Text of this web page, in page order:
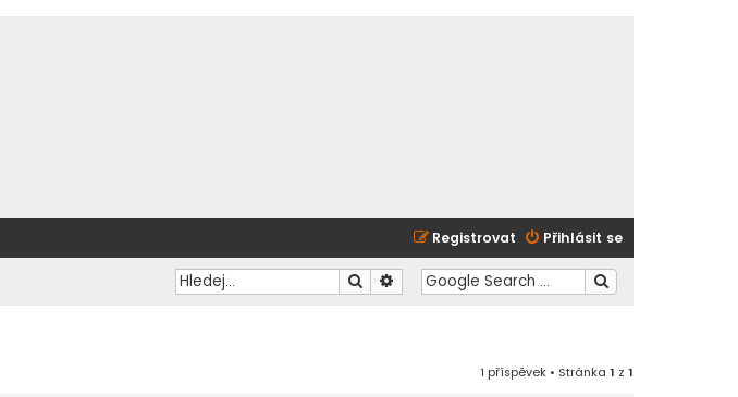
Přihlásit se
Registrovat
Hledat Pokročilé hledání
1 příspěvek • Stránka 1 z 1